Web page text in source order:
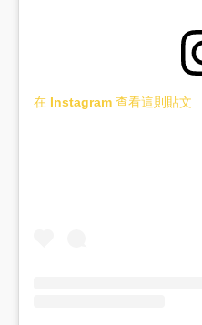
在 Instagram 查看這則貼文